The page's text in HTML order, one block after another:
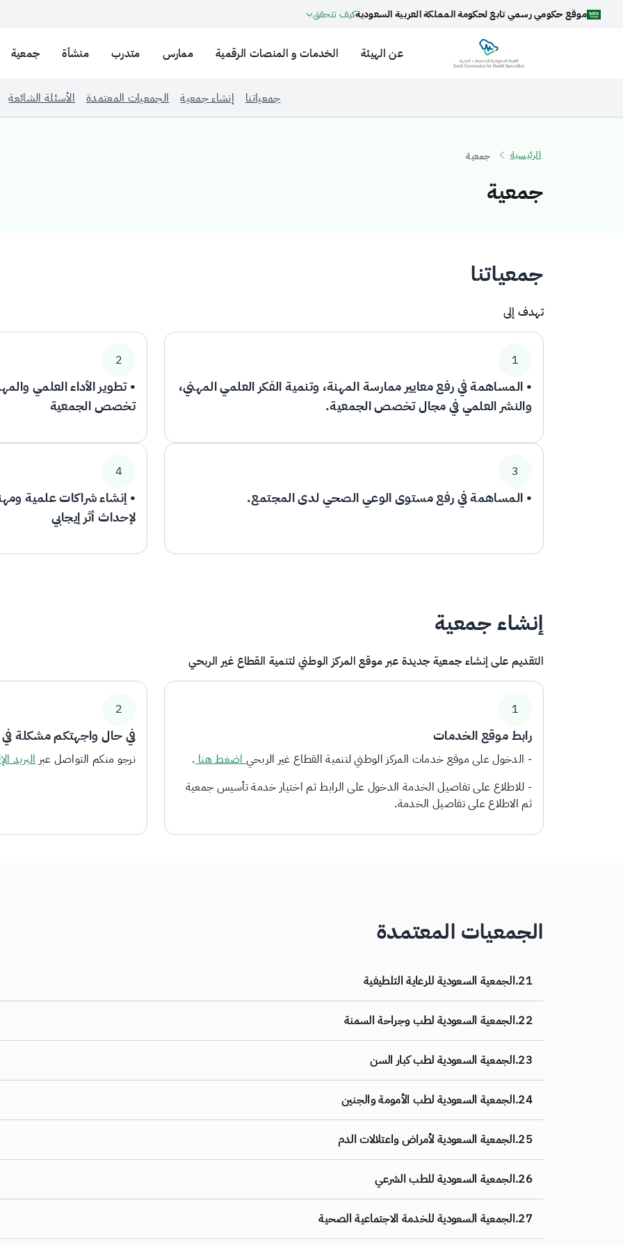
موقع حكومي رسمي تابع لحكومة المملكة العربية السعوديةكيف تتحقق
عن الهيئة الخدمات و المنصات الرقمية ممارس متدرب منشأة جمعية
جمعياتنا إنشاء جمعية الجمعيات المعتمدة الأسئلة الشائعة
الرئيسية جمعية
جمعية
جمعياتنا
تهدف إلى
1
• المساهمة في رفع معايير ممارسة المهنة، وتنمية الفكر العلمي المهني،
والنشر العلمي في مجال تخصص الجمعية.
2
• تطوير الأداء العلمي
تخصص الجمعية
3
• المساهمة في رفع مستوى الوعي الصحي لدى المجتمع.
4
• إنشاء شراكات علمية
لإحداث أثر إيجابي
إنشاء جمعية
التقديم على إنشاء جمعية جديدة عبر موقع المركز الوطني لتنمية القطاع غير الربحي
1
رابط موقع الخدمات
- الدخول على موقع خدمات المركز الوطني لتنمية القطاع غير الربحياضغط هنا.
- للاطلاع على تفاصيل الخدمة الدخول على الرابط ثم اختيار خدمة تأسيس جمعية
ثم الاطلاع على تفاصيل الخدمة.
2
في حال واجهتكم مشكلة في
نرجو منكم التواصل عبرالبريد
الجمعيات المعتمدة
21. الجمعية السعودية للرعاية التلطيفية
22. الجمعية السعودية لطب وجراحة السمنة
23. الجمعية السعودية لطب كبار السن
24. الجمعية السعودية لطب الأمومة والجنين
25. الجمعية السعودية لأمراض واعتلالات الدم
26. الجمعية السعودية للطب الشرعي
27. الجمعية السعودية للخدمة الاجتماعية الصحية